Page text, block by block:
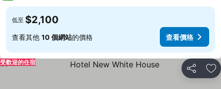
低至 $2,100
查看其他 10 個網站的價格 查看價格
分享 加
受歡迎的住宿